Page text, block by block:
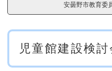
安曇野市教育委
本
児童館建設検討